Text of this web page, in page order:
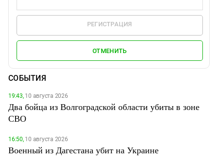
РЕГИСТРАЦИЯ
ОТМЕНИТЬ
СОБЫТИЯ
19:43,10 августа 2026
Два бойца из Волгоградской области убиты в зоне
СВО
16:50,10 августа 2026
Военный из Дагестана убит на Украине